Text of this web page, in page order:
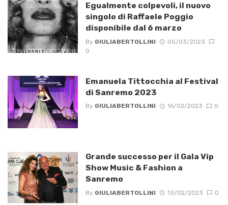
Egualmente colpevoli, il nuovo
singolo di Raffaele Poggio
disponibile dal 6 marzo
By GIULIABERTOLLINI
05/03/2023
0
Emanuela Tittocchia al Festival
di Sanremo 2023
By GIULIABERTOLLINI 16/02/2023 0
Grande successo per il Gala Vip
Show Music & Fashion a
Sanremo
By GIULIABERTOLLINI 13/02/2023 0